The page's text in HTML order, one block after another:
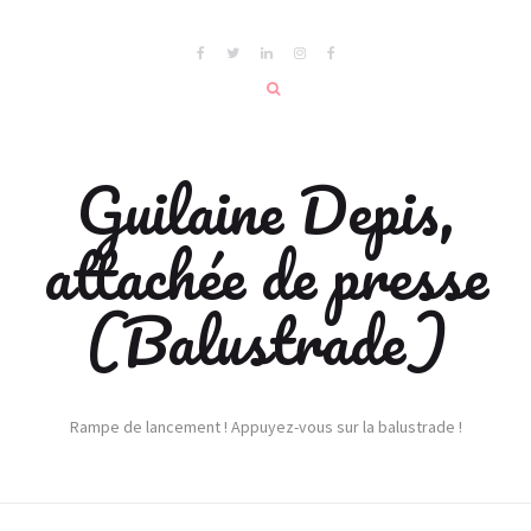
Guilaine Depis,
attachée de presse
(Balustrade)
Rampe de lancement ! Appuyez-vous sur la balustrade !